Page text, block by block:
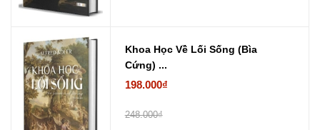
Khoa Học Về Lối Sống (Bìa
Cứng) ...
198.000₫
248.000₫